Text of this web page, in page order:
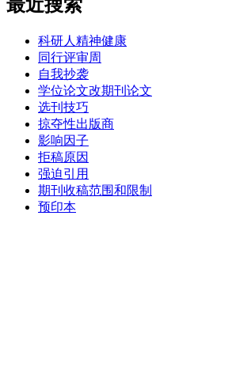
最近搜索
科研人精神健康
同行评审周
自我抄袭
学位论文改期刊论文
选刊技巧
掠夺性出版商
影响因子
拒稿原因
强迫引用
期刊收稿范围和限制
预印本